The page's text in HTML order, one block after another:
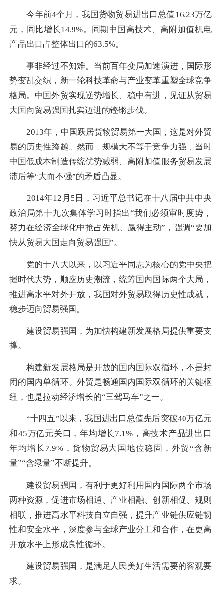
今年前4个月，我国货物贸易进出口总值16.23万亿
元，同比增长14.9%。同期中国高技术、高附加值机电
产品出口占整体出口的63.5%。
事非经过不知难。当前百年变局加速演进，国际形
势变乱交织，新一轮科技革命与产业变革重塑全球竞争
格局。中国外贸实现逆势增长、稳中有进，见证从贸易
大国向贸易强国扎实迈进的铿锵步伐。
2013年，中国跃居货物贸易第一大国，这是对外贸
易的历史性跨越。然而，规模大不等于竞争力强，当时
中国低成本制造传统优势减弱、高附加值服务贸易发展
滞后等“大而不强”的矛盾凸显。
2014年12月5日，习近平总书记在十八届中共中央
政治局第十九次集体学习时指出“我们必须审时度势，
努力在经济全球化中抢占先机、赢得主动”，强调“要加
快从贸易大国走向贸易强国”。
党的十八大以来，以习近平同志为核心的党中央把
握时代大势，顺应历史潮流，统筹国内国际两个大局，
推进高水平对外开放，我国对外贸易取得历史性成就，
稳步迈向贸易强国。
建设贸易强国，为加快构建新发展格局提供重要支
撑。
构建新发展格局是开放的国内国际双循环，不是封
闭的国内单循环。外贸是畅通国内国际双循环的关键枢
纽，也是拉动经济增长的“三驾马车”之一。
“十四五”以来，我国进出口总值先后突破40万亿元
和45万亿元关口，年均增长7.1%，高技术产品进出口
年均增长7.9%，货物贸易大国地位稳固，外贸“含新
量”“含绿量”不断提升。
建设贸易强国，有利于更好利用国内国际两个市场
两种资源，促进市场相通、产业相融、创新相促、规则
相联，推进高水平科技自立自强，提升产业链供应链韧
性和安全水平，深度参与全球产业分工和合作，在更高
开放水平上形成良性循环。
建设贸易强国，是满足人民美好生活需要的客观要
求。